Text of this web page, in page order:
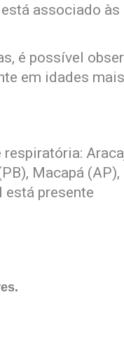
associado às
é possível
em idades mais
Macapá (AP),
está presente